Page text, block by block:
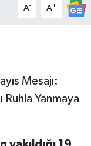
A- A+
Mesajı:
Ruhla Yanmaya